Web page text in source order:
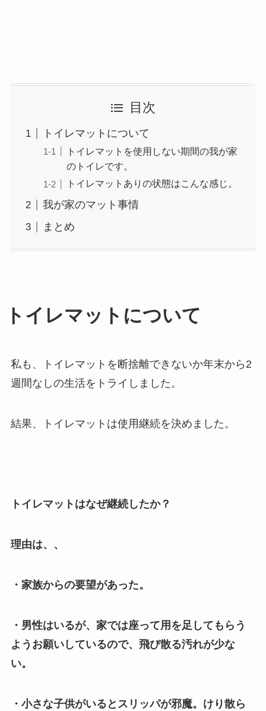
目次
トイレマットについて
トイレマットを使用しない期間の我が家
のトイレです。
トイレマットありの状態はこんな感じ。
我が家のマット事情
まとめ
トイレマットについて
私も、トイレマットを断捨離できないか年末から2
週間なしの生活をトライしました。
結果、トイレマットは使用継続を決めました。
トイレマットはなぜ継続したか？
理由は、、
・家族からの要望があった。
・男性はいるが、家では座って用を足してもらう
ようお願いしているので、飛び散る汚れが少な
い。
・小さな子供がいるとスリッパが邪魔。けり散ら